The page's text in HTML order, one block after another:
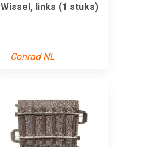
Wissel, links (1 stuks)
Conrad NL